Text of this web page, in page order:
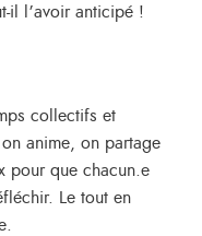
il l’avoir anticipé !
collectifs et
anime, on partage
pour que chacun.e
Le tout en